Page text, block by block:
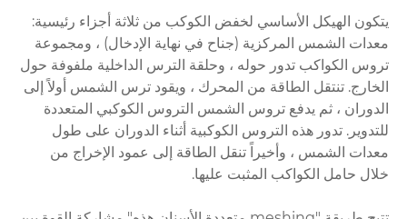
يتكون الهيكل الأساسي لخفض الكوكب من ثلاثة أجزاء رئيسية:
معدات الشمس المركزية (جناح في نهاية الإدخال) ، ومجموعة
تروس الكواكب تدور حوله ، وحلقة الترس الداخلية ملفوفة حول
الخارج. تنتقل الطاقة من المحرك ، ويقود ترس الشمس أولاً إلى
الدوران ، ثم يدفع تروس الشمس التروس الكوكبي المتعددة
للتدوير. تدور هذه التروس الكوكبية أثناء الدوران على طول
معدات الشمس ، وأخيراً تنقل الطاقة إلى عمود الإخراج من
خلال حامل الكواكب المثبت عليها.